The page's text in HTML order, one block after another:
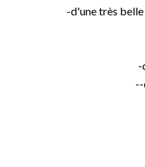
-d'une très
-